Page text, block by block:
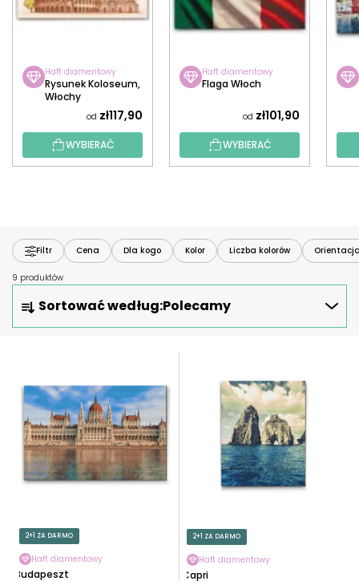
Haft diamentowy
Rysunek Koloseum,
Włochy
od zł117,90
WYBIERAĆ
Haft diamentowy
Flaga Włoch
od zł101,90
WYBIERAĆ
Filtr Cena Dla kogo Kolor Liczba kolorów
9 produktów
O
R
W
O
D
U
Sortować według:Polecamy
U
K
T
2+1 ZA DARMO
Haft diamentowy
Budapeszt
2+1 ZA DARMO
Haft diamentowy
Capri